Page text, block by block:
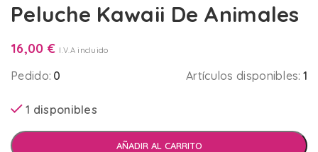
Peluche Kawaii De Animales
16,00 € I.V.A incluido
Pedido: 0 Artículos disponibles: 1
1 disponibles
AÑADIR AL CARRITO